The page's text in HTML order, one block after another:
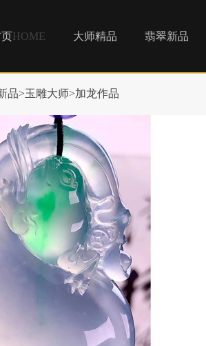
HOME 大师精品 翡翠新品
品>玉雕大师>加龙作品